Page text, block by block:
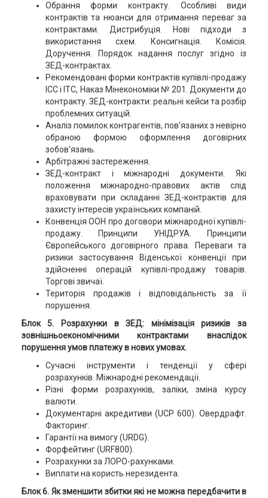
Обрання форми контракту. Особливі види
контрактів та нюанси для отримання переваг за
контрактами. Дистрибуція. Нові підходи з
використання схем. Консигнація. Комісія.
Доручення. Порядок надання послуг згідно із
ЗЕД-контрактах.
Рекомендовані форми контрактів купівлі-продажу
ICC і ITC, Наказ Мінекономіки № 201. Документи до
контракту. ЗЕД-контракти: реальні кейси та розбір
проблемних ситуацій.
Аналіз помилок контрагентів, пов'язаних з невірно
обраною формою оформлення договірних
зобов'язань.
Арбітражні застереження.
ЗЕД-контракт і міжнародні документи. Які
положення міжнародно-правових актів слід
враховувати при складанні ЗЕД-контрактів для
захисту інтересів українських компаній.
Конвенція ООН про договори міжнародної купівлі-
продажу. Принципи УНІДРУА. Принципи
Європейського договірного права. Переваги та
ризики застосування Віденської конвенції при
здійсненні операцій купівлі-продажу товарів.
Торгові звичаї.
Територія продажів і відповідальність за її
порушення.
Блок 5. Розрахунки в ЗЕД: мінімізація ризиків за
зовнішньоекономічними контрактами внаслідок
порушення умов платежу в нових умовах.
Сучасні інструменти і тенденції у сфері
розрахунків. Міжнародні рекомендації.
Різні форми розрахунків, заліки, зміна курсу
валюти.
Документарні акредитиви (UCP 600). Овердрафт.
Факторинг.
Гарантії на вимогу (URDG).
Форфейтинг (URF800).
Розрахунки за ЛОРО-рахунками.
Виплати на користь нерезидента.
Блок 6. Як зменшити збитки які не можна передбачити в